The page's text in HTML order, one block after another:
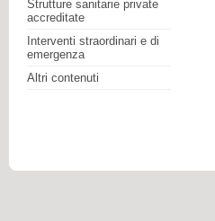
Strutture sanitarie private
accreditate
Interventi straordinari e di
emergenza
Altri contenuti